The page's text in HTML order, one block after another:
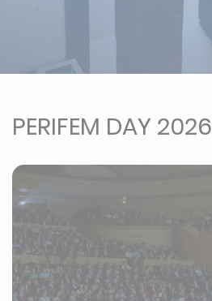
PERIFEM DAY 2026